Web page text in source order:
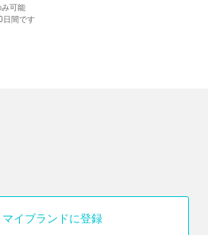
可能
日間です
マイブランドに登録